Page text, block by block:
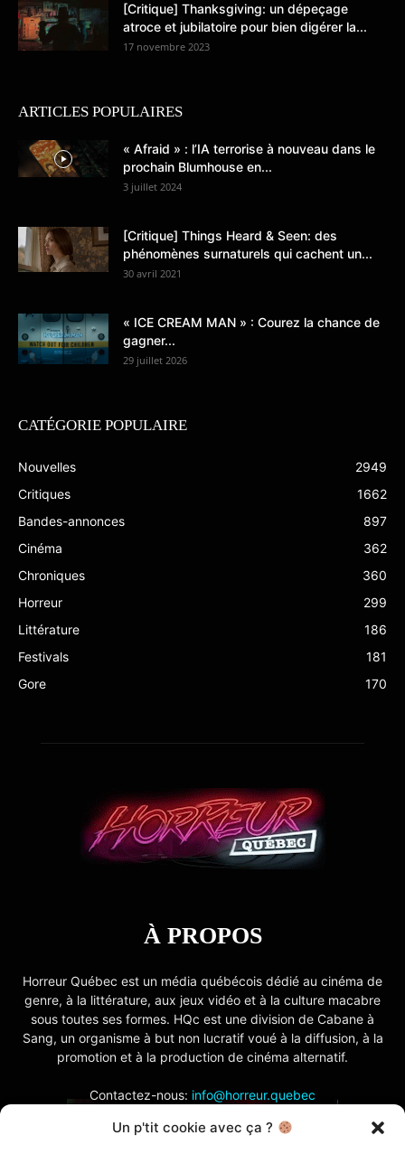
Un p'tit cookie avec ça ?
[Critique] Thanksgiving: un dépeçage
atroce et jubilatoire pour bien digérer la...
17 novembre 2023
ARTICLES POPULAIRES
« Afraid » : l’IA terrorise à nouveau dans le
prochain Blumhouse en...
3 juillet 2024
[Critique] Things Heard & Seen: des
phénomènes surnaturels qui cachent un...
30 avril 2021
« ICE CREAM MAN » : Courez la chance de
gagner...
29 juillet 2026
CATÉGORIE POPULAIRE
Nouvelles
2949
Critiques
1662
Bandes-annonces
897
Cinéma
362
Chroniques
360
Horreur
299
Littérature
186
Festivals
181
Gore
170
À PROPOS
Horreur Québec est un média québécois dédié au cinéma de
genre, à la littérature, aux jeux vidéo et à la culture macabre
sous toutes ses formes. HQc est une division de Cabane à
Sang, un organisme à but non lucratif voué à la diffusion, à la
promotion et à la production de cinéma alternatif.
Contactez-nous: info@horreur.quebec